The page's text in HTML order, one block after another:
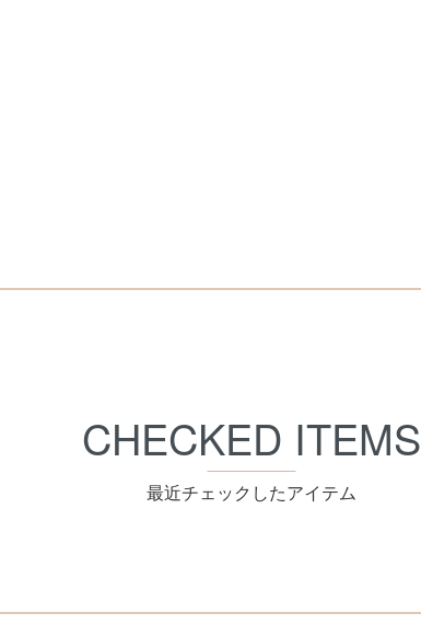
CHECKED ITEMS
最近チェックしたアイテム